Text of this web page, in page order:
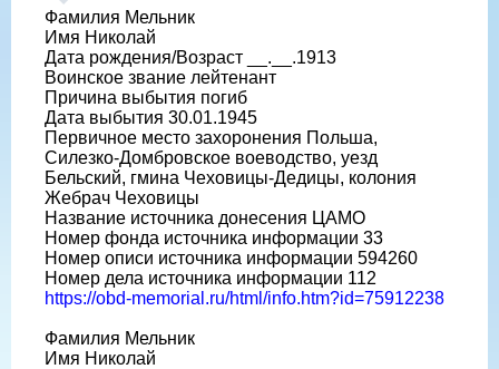
Фамилия Мельник
Имя Николай
Дата рождения/Возраст __.__.1913
Воинское звание лейтенант
Причина выбытия погиб
Дата выбытия 30.01.1945
Первичное место захоронения Польша,
Силезко-Домбровское воеводство, уезд
Бельский, гмина Чеховицы-Дедицы, колония
Жебрач Чеховицы
Название источника донесения ЦАМО
Номер фонда источника информации 33
Номер описи источника информации 594260
Номер дела источника информации 112
https://obd-memorial.ru/html/info.htm?id=75912238
Фамилия Мельник
Имя Николай